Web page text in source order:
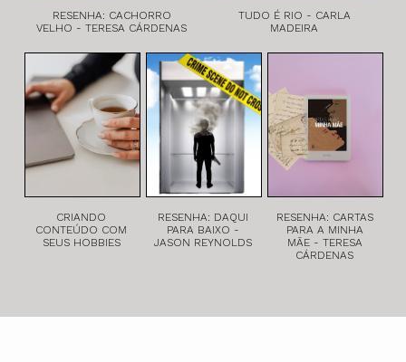
RESENHA: CACHORRO
VELHO - TERESA CÁRDENAS
TUDO É RIO - CARLA
MADEIRA
CRIANDO
CONTEÚDO COM
SEUS HOBBIES
RESENHA: DAQUI
PARA BAIXO -
JASON REYNOLDS
RESENHA: CARTAS
PARA A MINHA
MÃE - TERESA
CÁRDENAS